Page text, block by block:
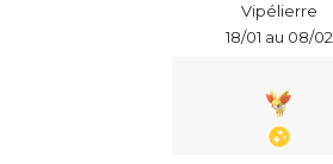
Vipélierre
18/01 au 08/02